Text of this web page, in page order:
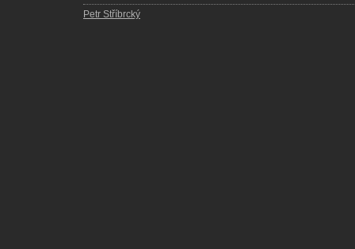
Petr Stříbrcký